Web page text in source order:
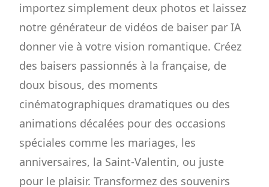
importez simplement deux photos et laissez
notre générateur de vidéos de baiser par IA
donner vie à votre vision romantique. Créez
des baisers passionnés à la française, de
doux bisous, des moments
cinématographiques dramatiques ou des
animations décalées pour des occasions
spéciales comme les mariages, les
anniversaires, la Saint-Valentin, ou juste
pour le plaisir. Transformez des souvenirs